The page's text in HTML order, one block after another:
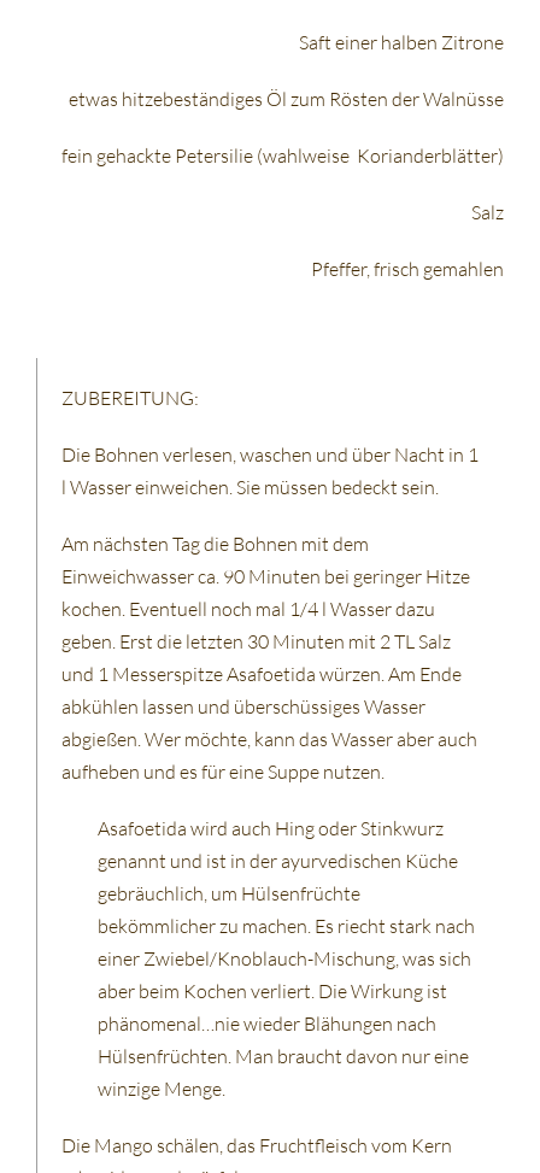
Saft einer halben Zitrone
etwas hitzebeständiges Öl zum Rösten der Walnüsse
fein gehackte Petersilie (wahlweise Korianderblätter)
Salz
Pfeffer, frisch gemahlen
ZUBEREITUNG:
Die Bohnen verlesen, waschen und über Nacht in 1
l Wasser einweichen. Sie müssen bedeckt sein.
Am nächsten Tag die Bohnen mit dem
Einweichwasser ca. 90 Minuten bei geringer Hitze
kochen. Eventuell noch mal 1/4 l Wasser dazu
geben. Erst die letzten 30 Minuten mit 2 TL Salz
und 1 Messerspitze Asafoetida würzen. Am Ende
abkühlen lassen und überschüssiges Wasser
abgießen. Wer möchte, kann das Wasser aber auch
aufheben und es für eine Suppe nutzen.
Asafoetida wird auch Hing oder Stinkwurz
genannt und ist in der ayurvedischen Küche
gebräuchlich, um Hülsenfrüchte
bekömmlicher zu machen. Es riecht stark nach
einer Zwiebel/Knoblauch-Mischung, was sich
aber beim Kochen verliert. Die Wirkung ist
phänomenal…nie wieder Blähungen nach
Hülsenfrüchten. Man braucht davon nur eine
winzige Menge.
Die Mango schälen, das Fruchtfleisch vom Kern